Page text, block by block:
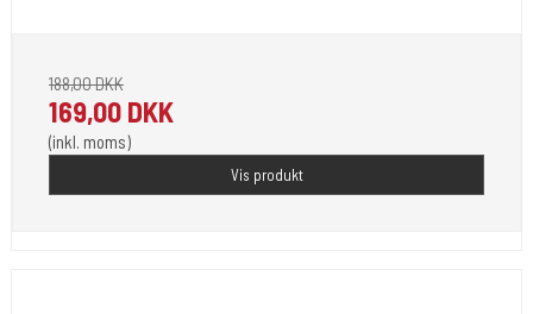
188,00 DKK
169,00 DKK
(inkl. moms)
Vis produkt